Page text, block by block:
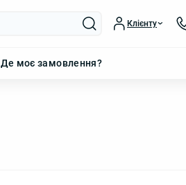
Клієнту
Де моє замовлення?